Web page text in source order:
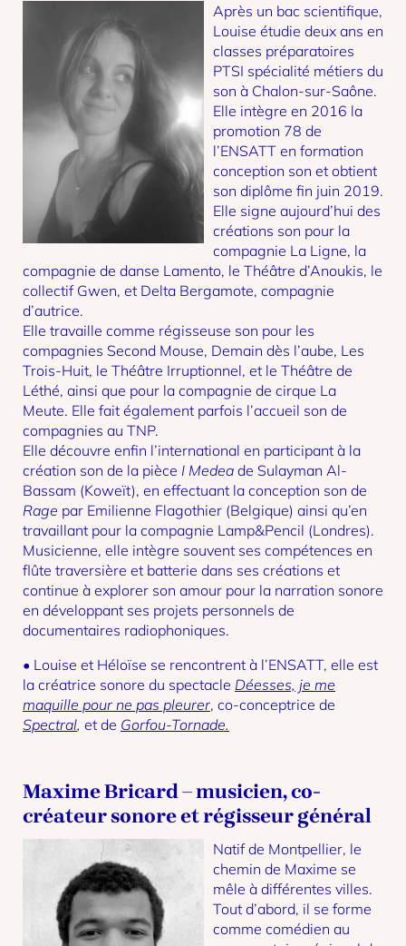
Après un bac scientifique,
Louise étudie deux ans en
classes préparatoires
PTSI spécialité métiers du
son à Chalon-sur-Saône.
Elle intègre en 2016 la
promotion 78 de
l’ENSATT en formation
conception son et obtient
son diplôme fin juin 2019.
Elle signe aujourd’hui des
créations son pour la
compagnie La Ligne, la
compagnie de danse Lamento, le Théâtre d’Anoukis, le
collectif Gwen, et Delta Bergamote, compagnie
d’autrice.
Elle travaille comme régisseuse son pour les
compagnies Second Mouse, Demain dès l’aube, Les
Trois-Huit, le Théâtre Irruptionnel, et le Théâtre de
Léthé, ainsi que pour la compagnie de cirque La
Meute. Elle fait également parfois l’accueil son de
compagnies au TNP.
Elle découvre enfin l’international en participant à la
création son de la pièce I Medea de Sulayman Al-
Bassam (Koweït), en effectuant la conception son de
Rage par Emilienne Flagothier (Belgique) ainsi qu’en
travaillant pour la compagnie Lamp&Pencil (Londres).
Musicienne, elle intègre souvent ses compétences en
flûte traversière et batterie dans ses créations et
continue à explorer son amour pour la narration sonore
en développant ses projets personnels de
documentaires radiophoniques.
• Louise et Héloïse se rencontrent à l’ENSATT, elle est
la créatrice sonore du spectacle Déesses, je me
maquille pour ne pas pleurer, co-conceptrice de
Spectral, et de Gorfou-Tornade.
Maxime Bricard – musicien, co-
créateur sonore et régisseur général
Natif de Montpellier, le
chemin de Maxime se
mêle à différentes villes.
Tout d’abord, il se forme
comme comédien au